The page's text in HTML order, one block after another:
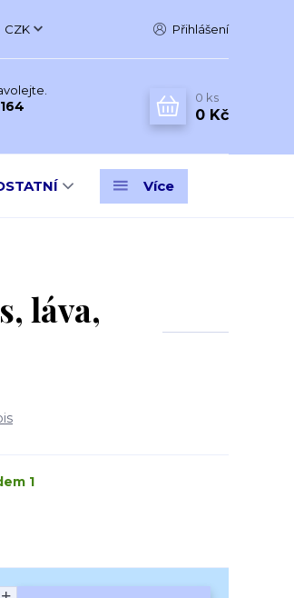
CZK Přihlášení
0 ks
0 Kč
Více
láva,
1